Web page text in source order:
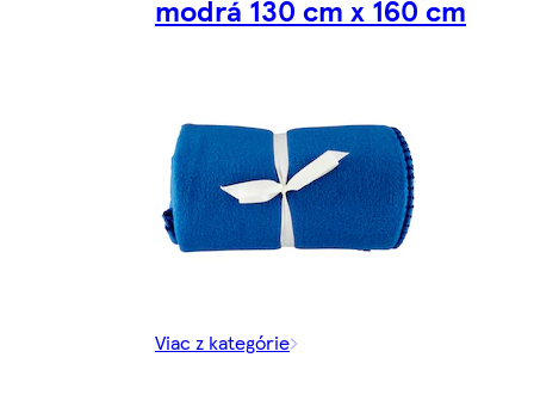
modrá 130 cm x 160 cm
Viac z kategórie